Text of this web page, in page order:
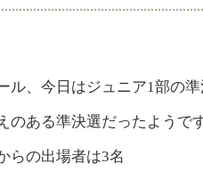
ル、今日はジュニア1部の
のある準決選だったようで
らの出場者は3名